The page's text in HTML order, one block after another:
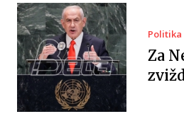
Politika
Za